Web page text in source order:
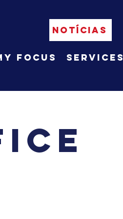
NOTÍCIAS
Focus Services